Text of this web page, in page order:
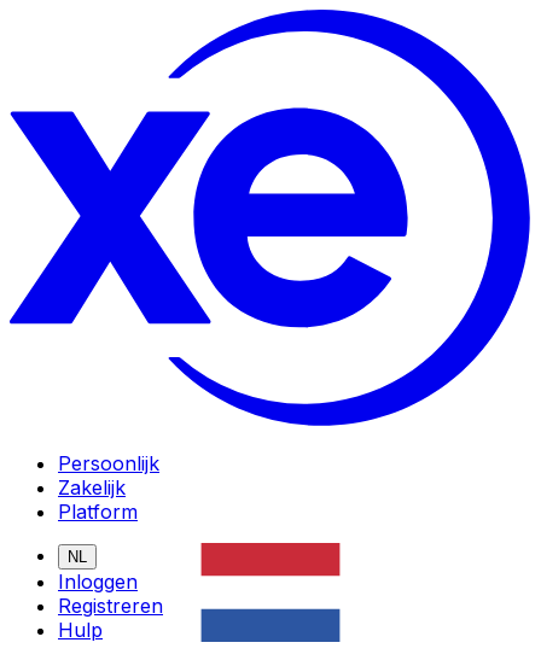
Persoonlijk
Zakelijk
Platform
NL
Inloggen
Registreren
Hulp